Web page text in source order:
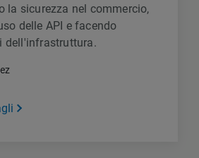
la sicurezza nel commercio,
delle API e facendo
dell'infrastruttura.